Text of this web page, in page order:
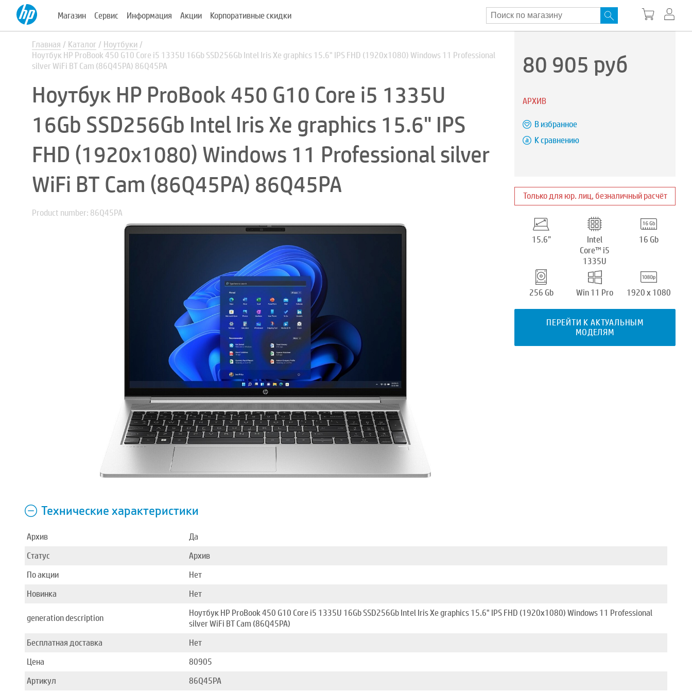
Магазин Сервис Информация Акции Корпоративные скидки
Главная Каталог
Ноутбуки
Ноутбук HP ProBook 450 G10 Core i5 1335U 16Gb SSD256Gb Intel Iris Xe graphics 15.6" IPS FHD (1920x1080) Windows 11 Professional
silver WiFi BT Cam (86Q45PA) 86Q45PA
Ноутбук HP ProBook 450 G10 Core i5 1335U
16Gb SSD256Gb Intel Iris Xe graphics 15.6" IPS
FHD (1920x1080) Windows 11 Professional silver
WiFi BT Cam (86Q45PA) 86Q45PA
Product number: 86Q45PA
80 905 руб
АРХИВ
В избранное
К сравнению
Только для юр. лиц, безналичный расчёт
15.6”
Intel
Core™ i5
1335U
16 Gb
256 Gb Win 11 Pro 1920 x 1080
ПЕРЕЙТИ К АКТУАЛЬНЫМ
МОДЕЛЯМ
Технические характеристики
Архив
Да
Статус
Архив
По акции
Нет
Новинка
Нет
generation description
Ноутбук HP ProBook 450 G10 Core i5 1335U 16Gb SSD256Gb Intel Iris Xe graphics 15.6" IPS FHD (1920x1080) Windows 11 Professional
silver WiFi BT Cam (86Q45PA)
Бесплатная доставка
Нет
Цена
80905
Артикул
86Q45PA